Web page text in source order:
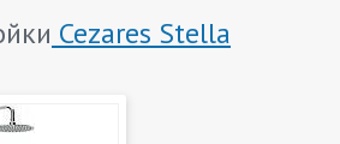
Cezares Stella